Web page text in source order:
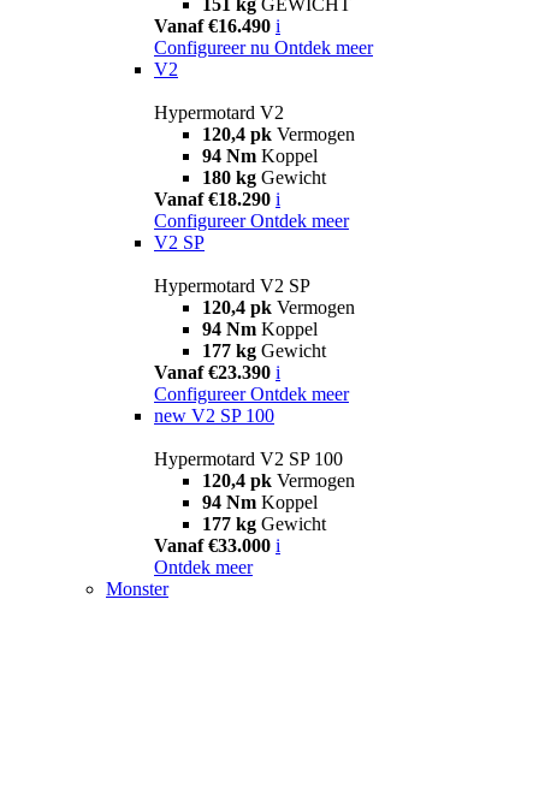
Vanaf €16.490 i
Configureer nu Ontdek meer
V2
Hypermotard V2
120,4 pk Vermogen
94 Nm Koppel
180 kg Gewicht
Vanaf €18.290 i
Configureer Ontdek meer
V2 SP
Hypermotard V2 SP
120,4 pk Vermogen
94 Nm Koppel
177 kg Gewicht
Vanaf €23.390 i
Configureer Ontdek meer
new V2 SP 100
Hypermotard V2 SP 100
120,4 pk Vermogen
94 Nm Koppel
177 kg Gewicht
Vanaf €33.000 i
Ontdek meer
Monster